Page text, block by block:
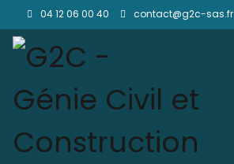
04 12 06 00 40 contact@g2c-sas.fr